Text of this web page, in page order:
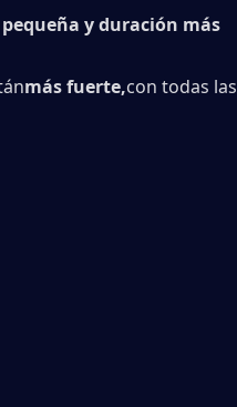
y duración más
más fuerte,con todas las